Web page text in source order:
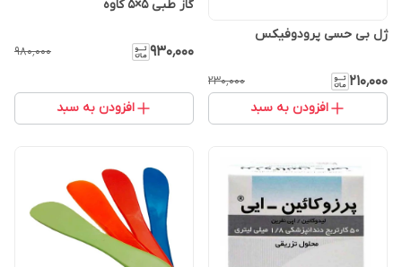
ژل بی حسی پرودوفیکس
۲۱۰٬۰۰۰ ۲۳۰٬۰۰۰
افزودن به سبد
گاز طبی 5×5 کاوه
۹۳۰٬۰۰۰ ۹۸۰٬۰۰۰
افزودن به سبد